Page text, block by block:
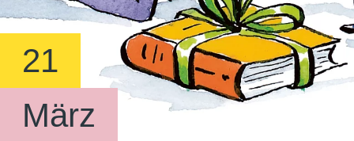
21
März